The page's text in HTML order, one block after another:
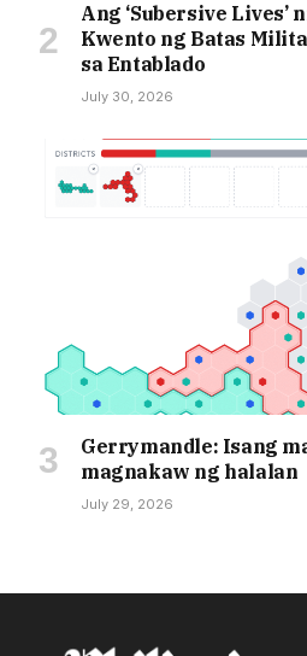
Ang ‘Subersive Lives’
Kwento ng Batas
sa Entablado
July 30, 2026
Gerrymandle: Isang
magnakaw ng halalan
July 29, 2026